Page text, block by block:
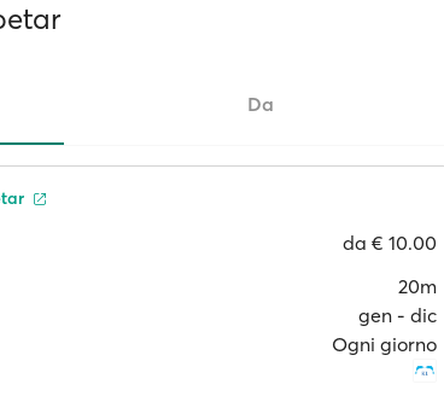
Da
da € 10.00
20m
gen ‐ dic
Ogni giorno